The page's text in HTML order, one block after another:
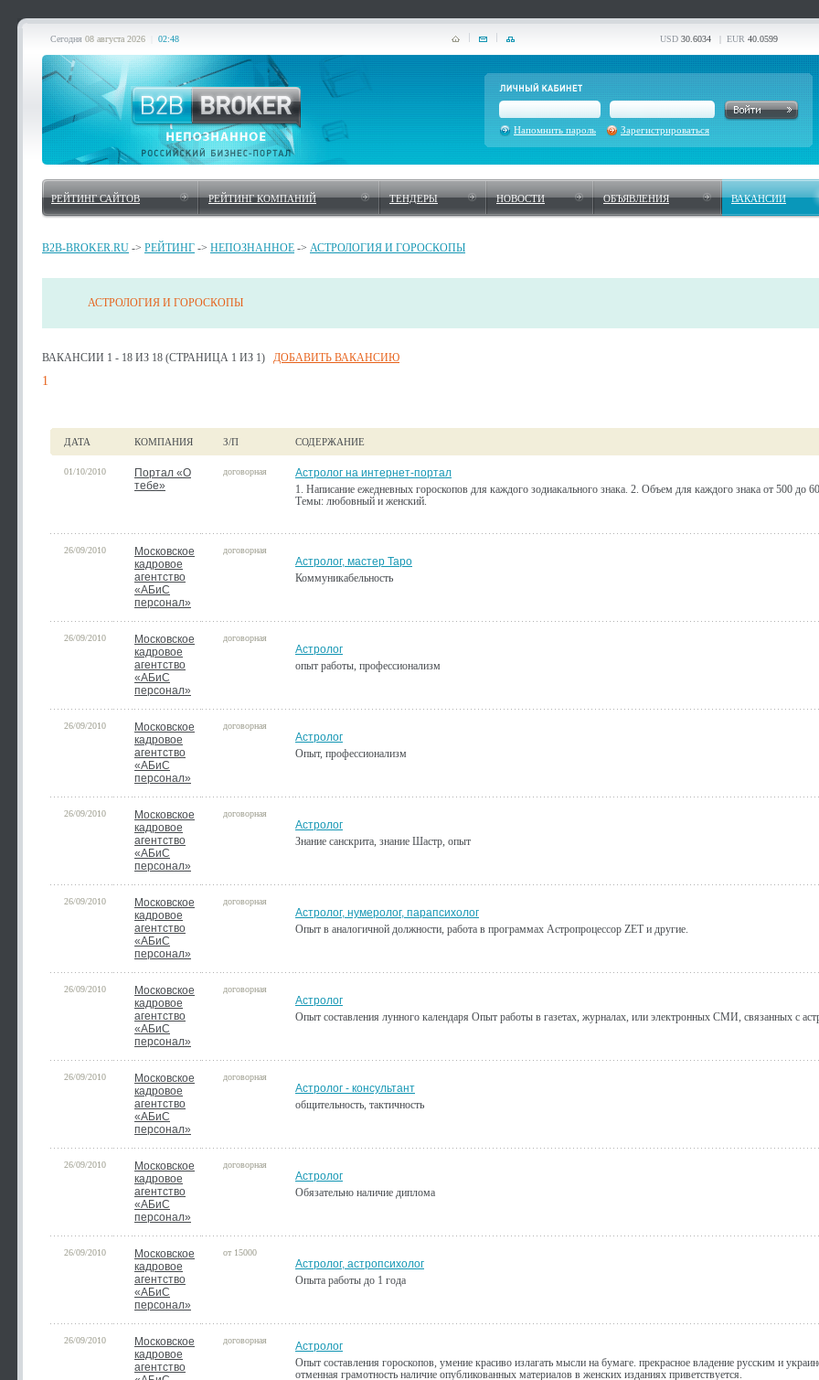
Сегодня 08 августа 2026 02:48 USD 30.6034 | EUR 40.0599
Напомнить пароль Зарегистрироваться
РЕЙТИНГ САЙТОВ РЕЙТИНГ КОМПАНИЙ ТЕНДЕРЫ НОВОСТИ ОБЪЯВЛЕНИЯ ВАКАНСИИ
B2B-BROKER.RU -> РЕЙТИНГ -> НЕПОЗНАННОЕ -> АСТРОЛОГИЯ И ГОРОСКОПЫ
АСТРОЛОГИЯ И ГОРОСКОПЫ
ВАКАНСИИ 1 - 18 ИЗ 18 (СТРАНИЦА 1 ИЗ 1) ДОБАВИТЬ ВАКАНСИЮ
1
ДАТА КОМПАНИЯ З/П СОДЕРЖАНИЕ
01/10/2010
Портал «О
тебе»
договорная
Астролог на интернет-портал
1. Написание ежедневных гороскопов для каждого зодиакального знака. 2. Объем для каждого знака от 500 до
Темы: любовный и женский.
26/09/2010
Московское
кадровое
агентство
«АБиС
персонал»
договорная
Астролог, мастер Таро
Коммуникабельность
26/09/2010
Московское
кадровое
агентство
«АБиС
персонал»
договорная
Астролог
опыт работы, профессионализм
26/09/2010
Московское
кадровое
агентство
«АБиС
персонал»
договорная
Астролог
Опыт, профессионализм
26/09/2010
Московское
кадровое
агентство
«АБиС
персонал»
договорная
Астролог
Знание санскрита, знание Шастр, опыт
26/09/2010
Московское
кадровое
агентство
«АБиС
персонал»
договорная
Астролог, нумеролог, парапсихолог
Опыт в аналогичной должности, работа в программах Астропроцессор ZET и другие.
26/09/2010
Московское
кадровое
агентство
«АБиС
персонал»
договорная
Астролог
Опыт составления лунного календаря Опыт работы в газетах, журналах, или электронных СМИ, связанных с
26/09/2010
Московское
кадровое
агентство
«АБиС
персонал»
договорная
Астролог - консультант
общительность, тактичность
26/09/2010
Московское
кадровое
агентство
«АБиС
персонал»
договорная
Астролог
Обязательно наличие диплома
26/09/2010
Московское
кадровое
агентство
«АБиС
персонал»
от 15000
Астролог, астропсихолог
Опыта работы до 1 года
26/09/2010
Московское
кадровое
агентство
договорная
Астролог
Опыт составления гороскопов, умение красиво излагать мысли на бумаге. прекрасное владение русским и
отменная грамотность наличие опубликованных материалов в женских изданиях приветствуется.